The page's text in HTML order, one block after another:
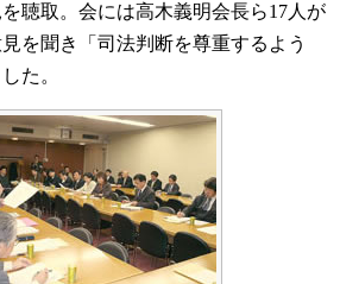
聴取。会には高木義明会長ら17人が
を聞き「司法判断を尊重するよう
た。